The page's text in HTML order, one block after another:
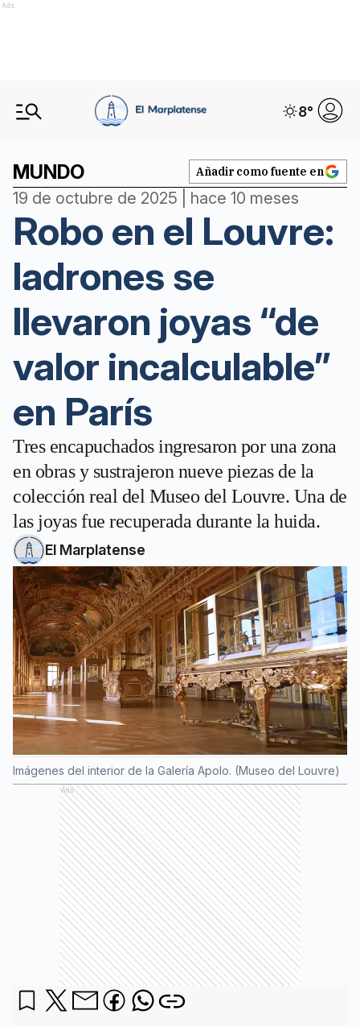
Ads
8°
MUNDO Añadir como fuente en
19 de octubre de 2025 | hace 10 meses
Robo en el Louvre:
ladrones se
llevaron joyas “de
valor incalculable”
en París
Tres encapuchados ingresaron por una zona
en obras y sustrajeron nueve piezas de la
colección real del Museo del Louvre. Una de
las joyas fue recuperada durante la huida.
El Marplatense
Imágenes del interior de la Galería Apolo. (Museo del Louvre)
Ads